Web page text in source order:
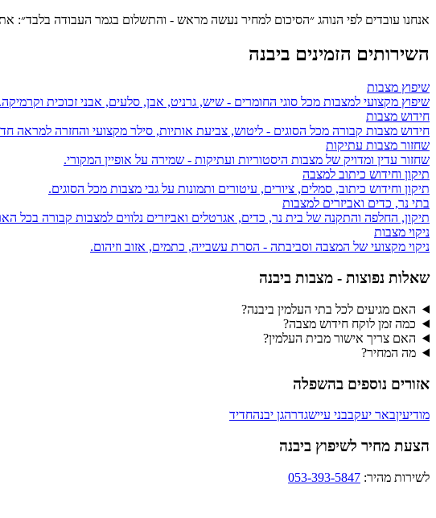
אנחנו עובדים לפי הנוהג ״הסיכום למחיר נעשה מראש - והתשלום בגמר העבודה
השירותים הזמינים ביבנה
שיפוץ מצבות
שיפוץ מקצועי למצבות מכל סוגי החומרים - שיש, גרניט, אבן, סלעים, אבני זכוכית וקרמיקה.
חידוש מצבות
חידוש מצבות קבורה מכל הסוגים - ליטוש, צביעת אותיות, סילר מקצועי והחזרה למראה
שחזור מצבות עתיקות
שחזור עדין ומדויק של מצבות היסטוריות ועתיקות - שמירה על אופיין המקורי.
תיקון וחידוש כיתוב למצבה
תיקון וחידוש כיתוב, סמלים, ציורים, עיטורים ותמונות על גבי מצבות מכל הסוגים.
בתי נר, כדים ואביזרים למצבות
תיקון, החלפה והתקנה של בית נר, כדים, אגרטלים ואביזרים נלווים למצבות קבורה בכל
ניקוי מצבות
ניקוי מקצועי של המצבה וסביבתה - הסרת עשבייה, כתמים, אזוב וזיהום.
שאלות נפוצות - מצבות ביבנה
האם מגיעים לכל בתי העלמין ביבנה?
כמה זמן לוקח חידוש מצבה?
האם צריך אישור מבית העלמין?
מה המחיר?
אזורים נוספים בהשפלה
מודיעיןבאר יעקבבני עיישגדרהגן יבנהחדיד
הצעת מחיר לשיפוץ ביבנה
לשירות מהיר: 053-393-5847